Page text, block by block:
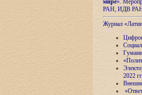
мире».
РАН, ИДВ
Журнал
2022